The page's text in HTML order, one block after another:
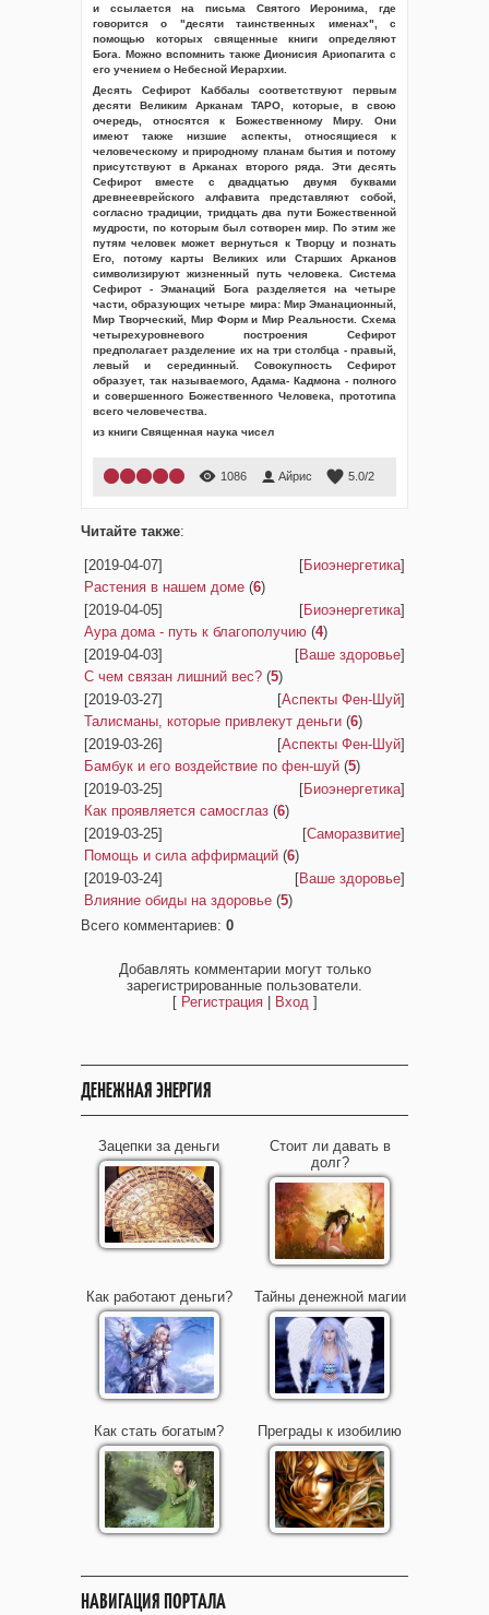
и ссылается на письма Святого Иеронима, где
говорится о "десяти таинственных именах", с
помощью которых священные книги определяют
Бога. Можно вспомнить также Дионисия Ариопагита с
его учением о Небесной Иерархии.
Десять Сефирот Каббалы соответствуют первым
десяти Великим Арканам ТАРО, которые, в свою
очередь, относятся к Божественному Миру. Они
имеют также низшие аспекты, относящиеся к
человеческому и природному планам бытия и потому
присутствуют в Арканах второго ряда. Эти десять
Сефирот вместе с двадцатью двумя буквами
древнееврейского алфавита представляют собой,
согласно традиции, тридцать два пути Божественной
мудрости, по которым был сотворен мир. По этим же
путям человек может вернуться к Творцу и познать
Его, потому карты Великих или Старших Арканов
символизируют жизненный путь человека. Система
Сефирот - Эманаций Бога разделяется на четыре
части, образующих четыре мира: Мир Эманационный,
Мир Творческий, Мир Форм и Мир Реальности. Схема
четырехуровневого построения Сефирот
предполагает разделение их на три столбца - правый,
левый и серединный. Совокупность Сефирот
образует, так называемого, Адама- Кадмона - полного
и совершенного Божественного Человека, прототипа
всего человечества.
из книги Священная наука чисел
1086 Айрис 5.0/2
Читайте также:
[2019-04-07] [Биоэнергетика]
Растения в нашем доме (6)
[2019-04-05]
[Биоэнергетика]
Аура дома - путь к благополучию (4)
[2019-04-03]
[Ваше здоровье]
С чем связан лишний вес? (5)
[2019-03-27]
[Аспекты Фен-Шуй]
Талисманы, которые привлекут деньги (6)
[2019-03-26]
[Аспекты Фен-Шуй]
Бамбук и его воздействие по фен-шуй (5)
[2019-03-25]
[Биоэнергетика]
Как проявляется самосглаз (6)
[2019-03-25]
[Саморазвитие]
Помощь и сила аффирмаций (6)
[2019-03-24]
[Ваше здоровье]
Влияние обиды на здоровье (5)
Всего комментариев: 0
Добавлять комментарии могут только
зарегистрированные пользователи.
[ Регистрация| Вход]
ДЕНЕЖНАЯ ЭНЕРГИЯ
Зацепки за деньги
Стоит ли давать в
долг?
Как работают деньги? Тайны денежной магии
Как стать богатым? Преграды к изобилию
НАВИГАЦИЯ ПОРТАЛА